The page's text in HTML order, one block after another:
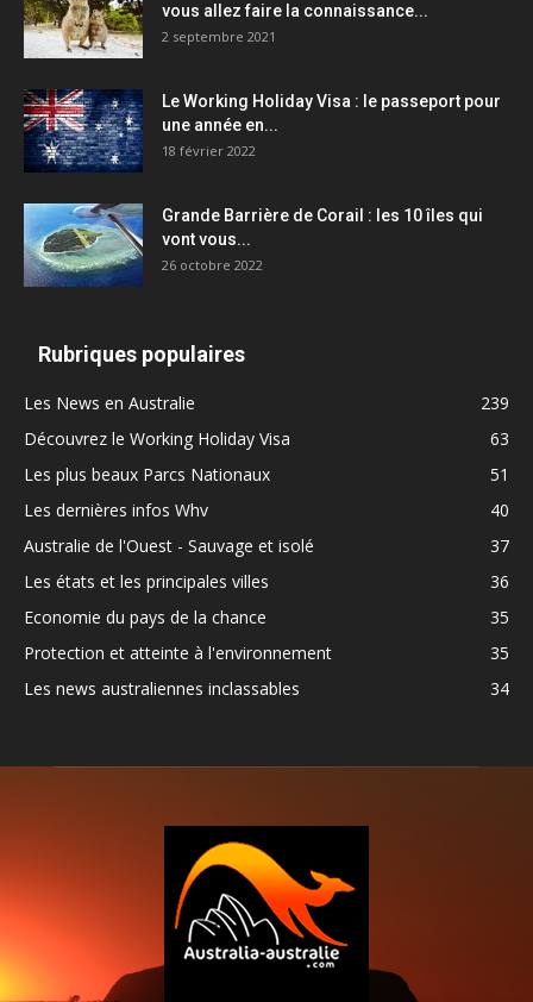
vous allez faire la connaissance...
2 septembre 2021
Le Working Holiday Visa : le passeport pour
une année en...
18 février 2022
Grande Barrière de Corail : les 10 îles qui
vont vous...
26 octobre 2022
Rubriques populaires
Les News en Australie
239
Découvrez le Working Holiday Visa
63
Les plus beaux Parcs Nationaux
51
Les dernières infos Whv
40
Australie de l'Ouest - Sauvage et isolé
37
Les états et les principales villes
36
Economie du pays de la chance
35
Protection et atteinte à l'environnement
35
Les news australiennes inclassables
34